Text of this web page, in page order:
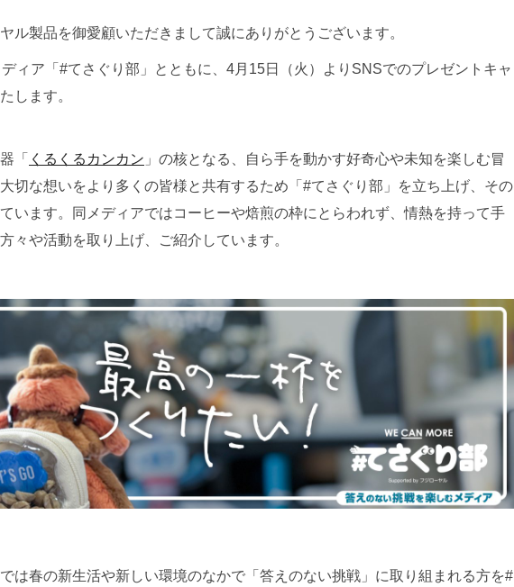
ル製品を御愛顧いただきまして誠にありがとうございます。
ィア「#てさぐり部」とともに、4月15日（火）よりSNSでのプレゼントキャ
します。
「 くるくるカンカン 」の核となる、自ら手を動かす好奇心や未知を楽しむ冒
切な想いをより多くの皆様と共有するため「#てさぐり部」を立ち上げ、その
います。同メディアではコーヒーや焙煎の枠にとらわれず、情熱を持って手
々や活動を取り上げ、ご紹介しています。
は春の新生活や新しい環境のなかで「答えのない挑戦」に取り組まれる方を#